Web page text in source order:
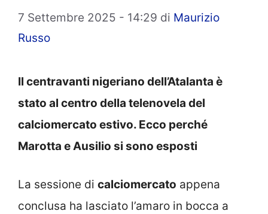
7 Settembre 2025 - 14:29 di Maurizio
Russo
Il centravanti nigeriano dell’Atalanta è
stato al centro della telenovela del
calciomercato estivo. Ecco perché
Marotta e Ausilio si sono esposti
La sessione di calciomercato appena
conclusa ha lasciato l’amaro in bocca a